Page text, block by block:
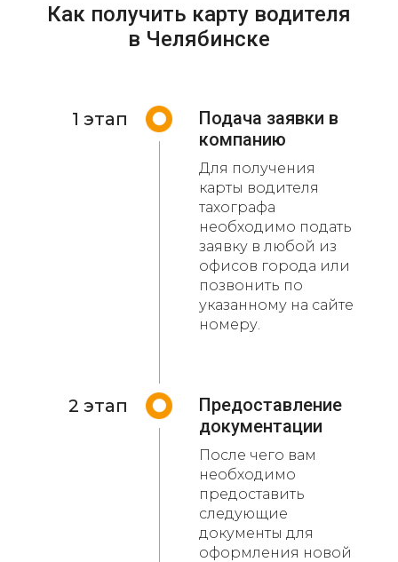
Как получить карту водителя
в Челябинске
1 этап
Подача заявки в
компанию
Для получения
карты водителя
тахографа
необходимо подать
заявку в любой из
офисов города или
позвонить по
указанному на сайте
номеру.
2 этап
Предоставление
документации
После чего вам
необходимо
предоставить
следующие
документы для
оформления новой